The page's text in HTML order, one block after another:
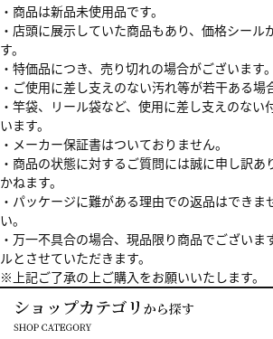
・商品は新品未使用品です。
・店頭に展示していた商品もあり、価格シール
す。
・特価品につき、売り切れの場合がございます。
・ご使用に差し支えのない汚れ等が若干ある場
・竿袋、リール袋など、使用に差し支えのない
います。
・メーカー保証書はついておりません。
・商品の状態に対するご質問には誠に申し訳
かねます。
・パッケージに難がある理由での返品はできま
い。
・万一不具合の場合、現品限り商品でございま
ルとさせていただきます。
※上記ご了承の上ご購入をお願いいたします。